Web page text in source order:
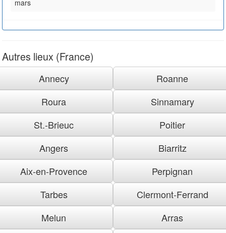
mars
Autres lieux (France)
Annecy
Roanne
Roura
Sinnamary
St.-Brieuc
Poitier
Angers
Biarritz
Aix-en-Provence
Perpignan
Tarbes
Clermont-Ferrand
Melun
Arras